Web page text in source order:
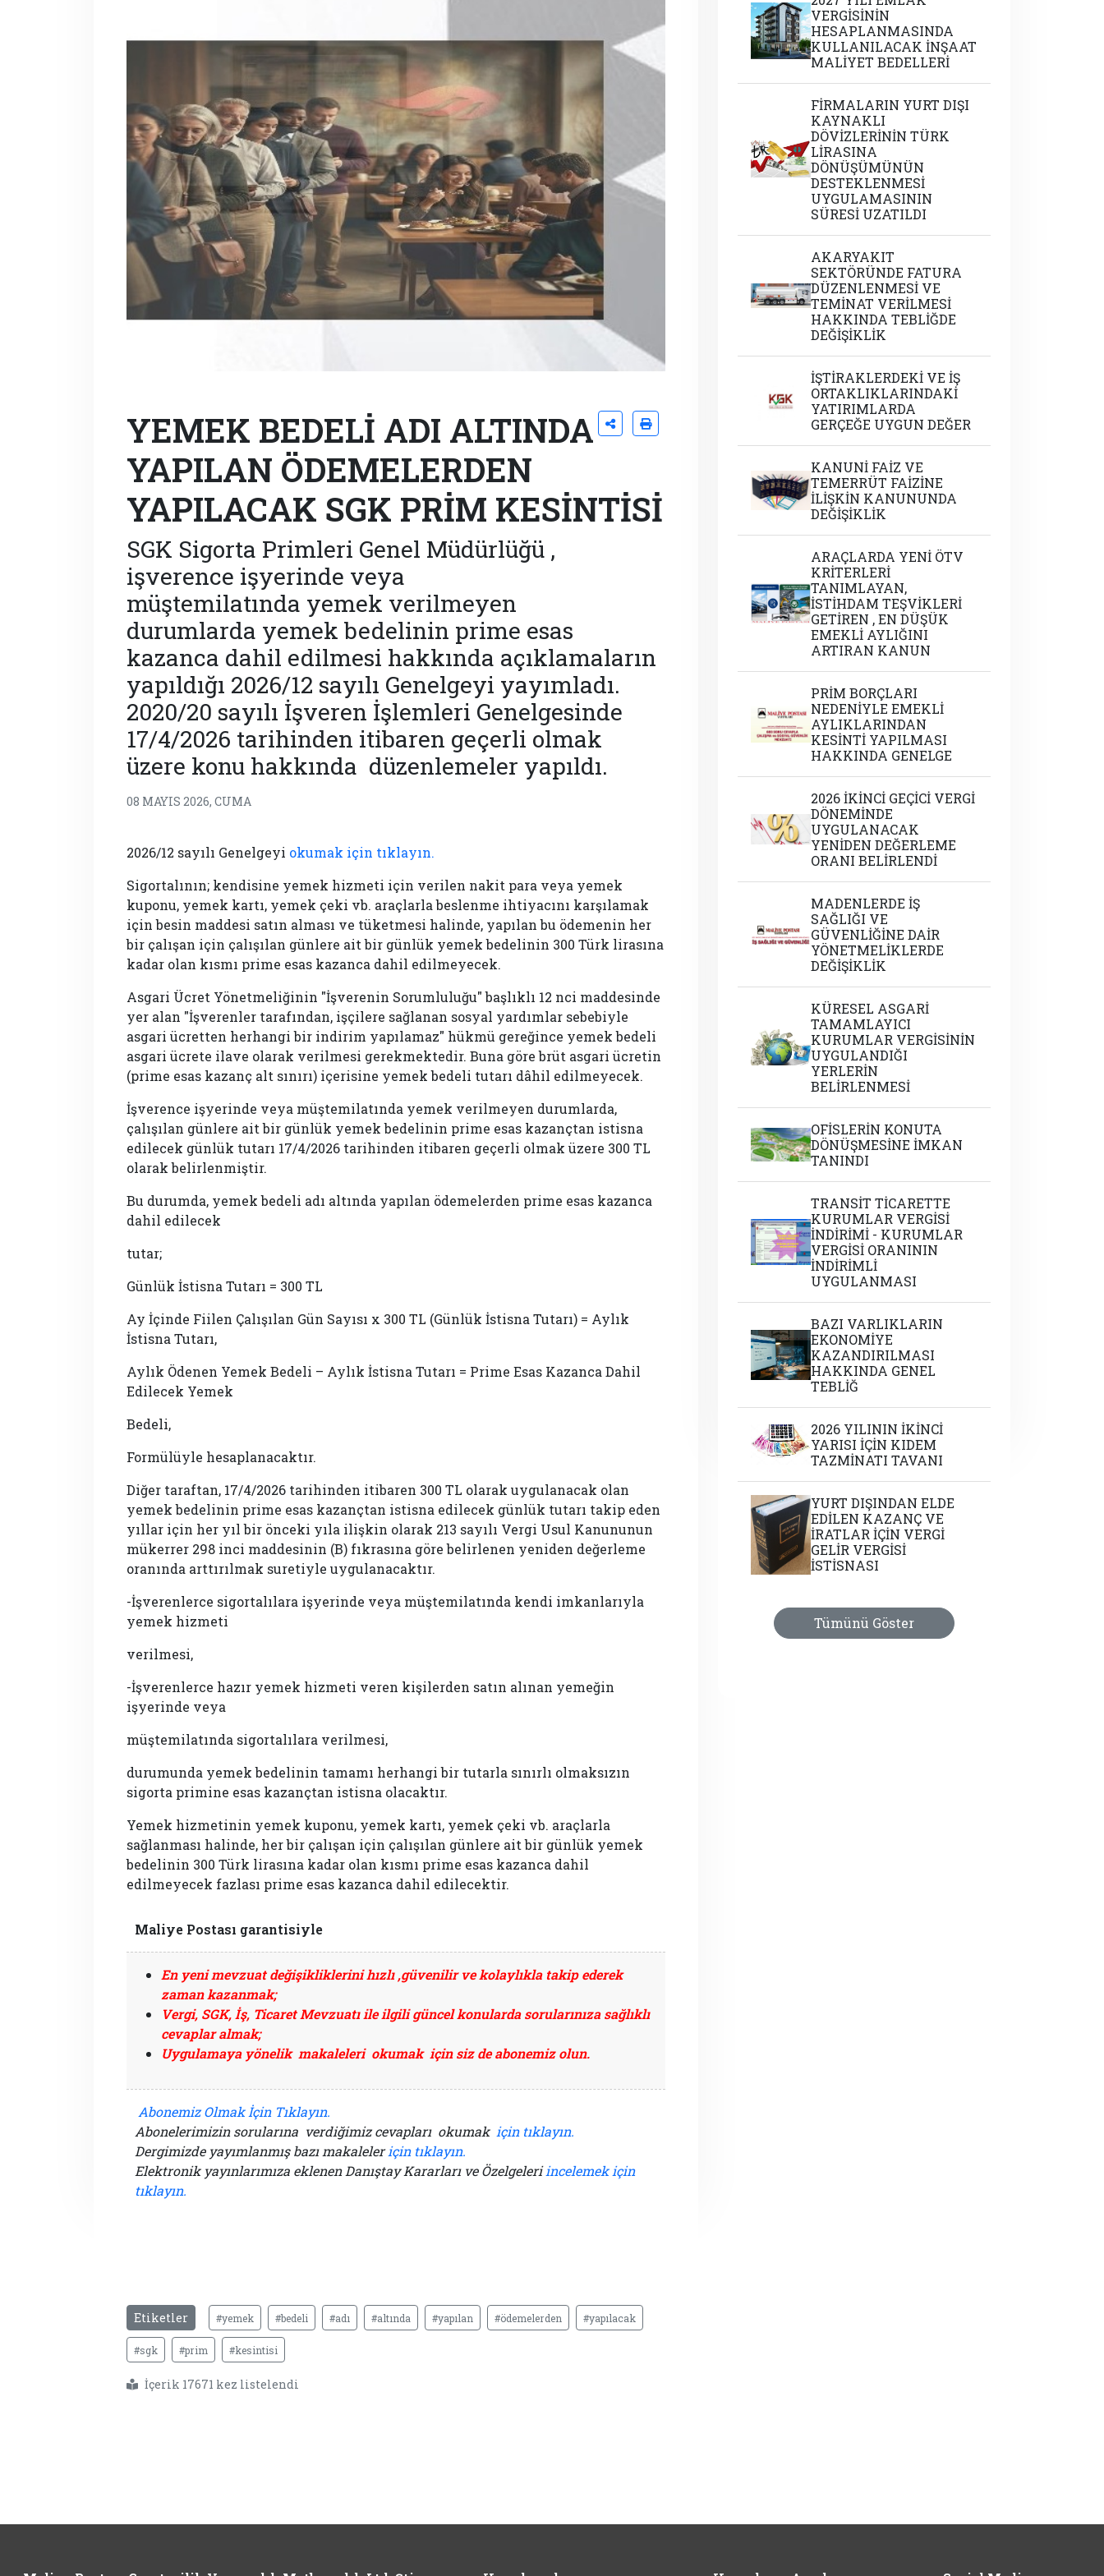
YEMEK BEDELİ ADI ALTINDA
YAPILAN ÖDEMELERDEN
YAPILACAK SGK PRİM KESİNTİSİ
SGK Sigorta Primleri Genel Müdürlüğü ,
işverence işyerinde veya
müştemilatında yemek verilmeyen
durumlarda yemek bedelinin prime esas
kazanca dahil edilmesi hakkında açıklamaların
yapıldığı 2026/12 sayılı Genelgeyi yayımladı.
2020/20 sayılı İşveren İşlemleri Genelgesinde
17/4/2026 tarihinden itibaren geçerli olmak
üzere konu hakkında düzenlemeler yapıldı.
08 MAYIS 2026, CUMA
2026/12 sayılı Genelgeyi okumak için tıklayın.
Sigortalının; kendisine yemek hizmeti için verilen nakit para veya yemek
kuponu, yemek kartı, yemek çeki vb. araçlarla beslenme ihtiyacını karşılamak
için besin maddesi satın alması ve tüketmesi halinde, yapılan bu ödemenin her
bir çalışan için çalışılan günlere ait bir günlük yemek bedelinin 300 Türk lirasına
kadar olan kısmı prime esas kazanca dahil edilmeyecek.
Asgari Ücret Yönetmeliğinin "İşverenin Sorumluluğu" başlıklı 12 nci maddesinde
yer alan "İşverenler tarafından, işçilere sağlanan sosyal yardımlar sebebiyle
asgari ücretten herhangi bir indirim yapılamaz" hükmü gereğince yemek bedeli
asgari ücrete ilave olarak verilmesi gerekmektedir. Buna göre brüt asgari ücretin
(prime esas kazanç alt sınırı) içerisine yemek bedeli tutarı dâhil edilmeyecek.
İşverence işyerinde veya müştemilatında yemek verilmeyen durumlarda,
çalışılan günlere ait bir günlük yemek bedelinin prime esas kazançtan istisna
edilecek günlük tutarı 17/4/2026 tarihinden itibaren geçerli olmak üzere 300 TL
olarak belirlenmiştir.
Bu durumda, yemek bedeli adı altında yapılan ödemelerden prime esas kazanca
dahil edilecek
tutar;
Günlük İstisna Tutarı = 300 TL
Ay İçinde Fiilen Çalışılan Gün Sayısı x 300 TL (Günlük İstisna Tutarı) = Aylık
İstisna Tutarı,
Aylık Ödenen Yemek Bedeli – Aylık İstisna Tutarı = Prime Esas Kazanca Dahil
Edilecek Yemek
Bedeli,
Formülüyle hesaplanacaktır.
Diğer taraftan, 17/4/2026 tarihinden itibaren 300 TL olarak uygulanacak olan
yemek bedelinin prime esas kazançtan istisna edilecek günlük tutarı takip eden
yıllar için her yıl bir önceki yıla ilişkin olarak 213 sayılı Vergi Usul Kanununun
mükerrer 298 inci maddesinin (B) fıkrasına göre belirlenen yeniden değerleme
oranında arttırılmak suretiyle uygulanacaktır.
-İşverenlerce sigortalılara işyerinde veya müştemilatında kendi imkanlarıyla
yemek hizmeti
verilmesi,
-İşverenlerce hazır yemek hizmeti veren kişilerden satın alınan yemeğin
işyerinde veya
müştemilatında sigortalılara verilmesi,
durumunda yemek bedelinin tamamı herhangi bir tutarla sınırlı olmaksızın
sigorta primine esas kazançtan istisna olacaktır.
Yemek hizmetinin yemek kuponu, yemek kartı, yemek çeki vb. araçlarla
sağlanması halinde, her bir çalışan için çalışılan günlere ait bir günlük yemek
bedelinin 300 Türk lirasına kadar olan kısmı prime esas kazanca dahil
edilmeyecek fazlası prime esas kazanca dahil edilecektir.
Maliye Postası garantisiyle
En yeni mevzuat değişikliklerini hızlı ,güvenilir ve kolaylıkla takip ederek
zaman kazanmak;
Vergi, SGK, İş, Ticaret Mevzuatı ile ilgili güncel konularda sorularınıza sağlıklı
cevaplar almak;
Uygulamaya yönelik makaleleri okumak için siz de abonemiz olun.
Abonemiz Olmak İçin Tıklayın.
Abonelerimizin sorularına verdiğimiz cevapları okumak için tıklayın.
Dergimizde yayımlanmış bazı makaleleriçin tıklayın.
Elektronik yayınlarımıza eklenen Danıştay Kararları ve Özelgeleriincelemek için
tıklayın.
Etiketler #yemek #bedeli #adı #altında #yapılan #ödemelerden #yapılacak
#sgk #prim #kesintisi
İçerik 17671 kez listelendi
VERGİSİNİN
HESAPLANMASINDA
KULLANILACAK İNŞAAT
MALİYET BEDELLERİ
FİRMALARIN YURT DIŞI
KAYNAKLI
DÖVİZLERİNİN TÜRK
LİRASINA
DÖNÜŞÜMÜNÜN
DESTEKLENMESİ
UYGULAMASININ
SÜRESİ UZATILDI
AKARYAKIT
SEKTÖRÜNDE FATURA
DÜZENLENMESİ VE
TEMİNAT VERİLMESİ
HAKKINDA TEBLİĞDE
DEĞİŞİKLİK
İŞTİRAKLERDEKİ VE İŞ
ORTAKLIKLARINDAKİ
YATIRIMLARDA
GERÇEĞE UYGUN DEĞER
KANUNİ FAİZ VE
TEMERRÜT FAİZİNE
İLİŞKİN KANUNUNDA
DEĞİŞİKLİK
ARAÇLARDA YENİ ÖTV
KRİTERLERİ
TANIMLAYAN,
İSTİHDAM TEŞVİKLERİ
GETİREN , EN DÜŞÜK
EMEKLİ AYLIĞINI
ARTIRAN KANUN
PRİM BORÇLARI
NEDENİYLE EMEKLİ
AYLIKLARINDAN
KESİNTİ YAPILMASI
HAKKINDA GENELGE
2026 İKİNCİ GEÇİCİ VERGİ
DÖNEMİNDE
UYGULANACAK
YENİDEN DEĞERLEME
ORANI BELİRLENDİ
MADENLERDE İŞ
SAĞLIĞI VE
GÜVENLİĞİNE DAİR
YÖNETMELİKLERDE
DEĞİŞİKLİK
KÜRESEL ASGARİ
TAMAMLAYICI
KURUMLAR VERGİSİNİN
UYGULANDIĞI
YERLERİN
BELİRLENMESİ
OFİSLERİN KONUTA
DÖNÜŞMESİNE İMKAN
TANINDI
TRANSİT TİCARETTE
KURUMLAR VERGİSİ
İNDİRİMİ - KURUMLAR
VERGİSİ ORANININ
İNDİRİMLİ
UYGULANMASI
BAZI VARLIKLARIN
EKONOMİYE
KAZANDIRILMASI
HAKKINDA GENEL
TEBLİĞ
2026 YILININ İKİNCİ
YARISI İÇİN KIDEM
TAZMİNATI TAVANI
YURT DIŞINDAN ELDE
EDİLEN KAZANÇ VE
İRATLAR İÇİN VERGİ
GELİR VERGİSİ
İSTİSNASI
Tümünü Göster